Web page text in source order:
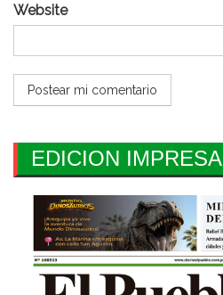
Website
EDICION IMPRESA